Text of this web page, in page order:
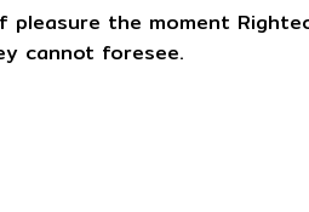
the moment
cannot foresee.